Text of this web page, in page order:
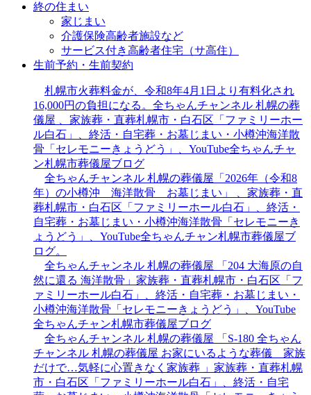
終の住まい
家じまい
介護保険高齢者施設など
サービス付き高齢者住宅（サ高住）
生前予約・生前契約
札幌市火葬料金が、令和8年4月1日より有料化され
16,000円の負担になる。全ちゃんチャンネル 札幌の葬
儀屋 、家族葬・直葬札幌市・白石区「ファミリーホー
ル白石」、終活・自宅葬・お墓じまい・小樽沖海洋散
骨「セレモニーきょうどう」、YouTube全ちゃんチャ
ン札幌市葬儀屋ブログ
全ちゃんチャンネル 札幌の葬儀屋「2026年（令和8
年）の小樽沖 海洋散骨 お墓じまい」 、家族葬・直
葬札幌市・白石区「ファミリーホール白石」、終活・
自宅葬・お墓じまい・小樽沖海洋散骨「セレモニーき
ょうどう」、YouTube全ちゃんチャン札幌市葬儀屋ブ
ログ。
全ちゃんチャンネル 札幌の葬儀屋 「204 大海原の自
然に還る 海洋散骨」家族葬・直葬札幌市・白石区「フ
ァミリーホール白石」、終活・自宅葬・お墓じまい・
小樽沖海洋散骨「セレモニーきょうどう」、YouTube
全ちゃんチャン札幌市葬儀屋ブログ
全ちゃんチャンネル 札幌の葬儀屋 「S-180 全ちゃん
チャンネル 札幌の葬儀屋 お家にいるような葬儀 家族
だけで…気軽に心置きなく家族葬 」家族葬・直葬札幌
市・白石区「ファミリーホール白石」、終活・自宅